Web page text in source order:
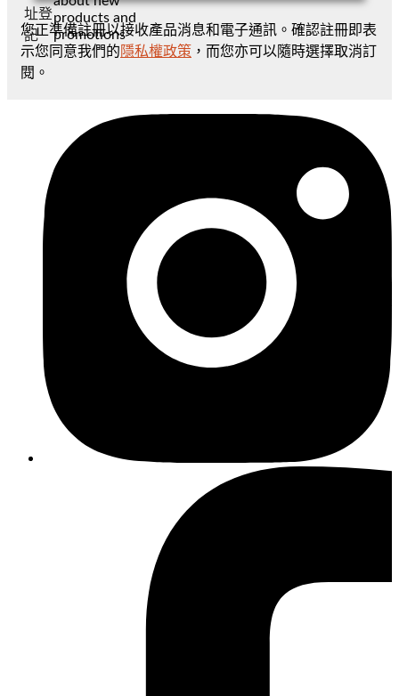
址登
記
products and
promotions
您正準備註冊以接收產品消息和電子通訊。確認註冊即表
示您同意我們的 隱私權政策 ，而您亦可以隨時選擇取消訂
閱。